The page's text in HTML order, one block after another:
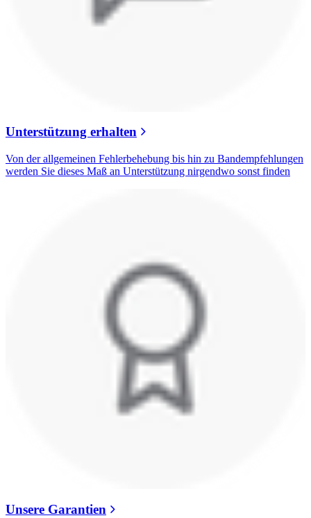
Unterstützung erhalten
Von der allgemeinen Fehlerbehebung bis hin zu Bandempfehlungen
werden Sie dieses Maß an Unterstützung nirgendwo sonst finden
Unsere Garantien